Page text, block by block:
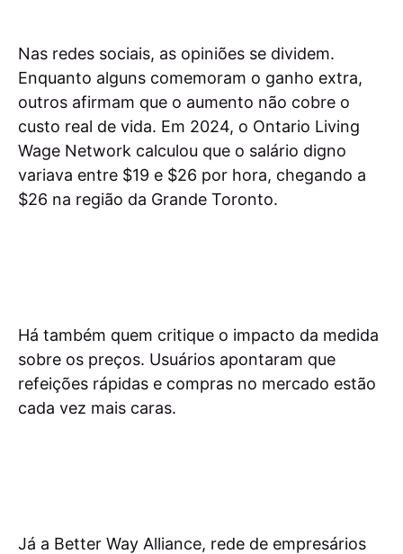
Nas redes sociais, as opiniões se dividem.
Enquanto alguns comemoram o ganho extra,
outros afirmam que o aumento não cobre o
custo real de vida. Em 2024, o Ontario Living
Wage Network calculou que o salário digno
variava entre $19 e $26 por hora, chegando a
$26 na região da Grande Toronto.
Há também quem critique o impacto da medida
sobre os preços. Usuários apontaram que
refeições rápidas e compras no mercado estão
cada vez mais caras.
Já a Better Way Alliance, rede de empresários